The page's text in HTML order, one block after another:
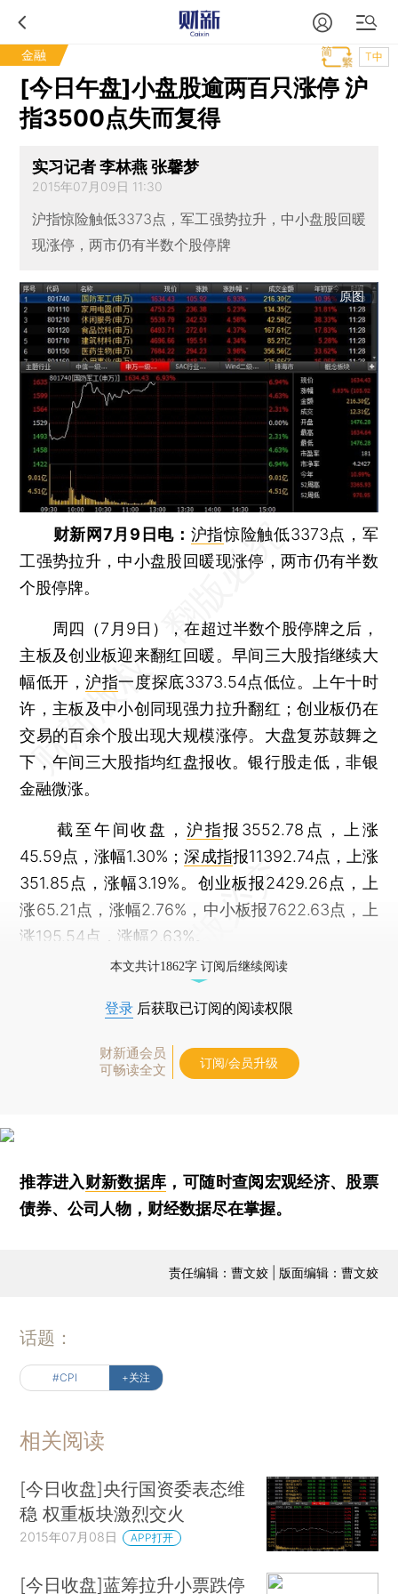
金融 T中
[今日午盘]小盘股逾两百只涨停 沪
指3500点失而复得
实习记者 李林燕 张馨梦
2015年07月09日 11:30
沪指惊险触低3373点，军工强势拉升，中小盘股回暖
现涨停，两市仍有半数个股停牌
原图
财新网7月9日电： 沪指惊险触低3373点，军
工强势拉升，中小盘股回暖现涨停，两市仍有半数
个股停牌。
周四（7月9日），在超过半数个股停牌之后，
主板及创业板迎来翻红回暖。早间三大股指继续大
幅低开，沪指一度探底3373.54点低位。上午十时
许，主板及中小创同现强力拉升翻红；创业板仍在
交易的百余个股出现大规模涨停。大盘复苏鼓舞之
下，午间三大股指均红盘报收。银行股走低，非银
金融微涨。
截至午间收盘， 沪指报3552.78点，上涨
45.59点，涨幅1.30%；深成指报11392.74点，上涨
351.85点，涨幅3.19%。创业板报2429.26点，上
涨65.21点，涨幅2.76%，中小板报7622.63点，上
涨195.54点，涨幅2.63%。
本文共计1862字 订阅后继续阅读
登录 后获取已订阅的阅读权限
财新通会员
可畅读全文
订阅/会员升级
推荐进入财新数据库 ，可随时查阅宏观经济、股票
债券、公司人物，财经数据尽在掌握。
责任编辑：曹文姣 | 版面编辑：曹文姣
话题：
#CPI +关注
相关阅读
[今日收盘]央行国资委表态维
稳 权重板块激烈交火
2015年07月08日 APP打开
[今日收盘]蓝筹拉升小票跌停